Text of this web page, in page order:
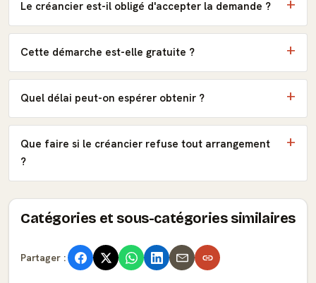
Le créancier est-il obligé d'accepter la demande ?
Cette démarche est-elle gratuite ?
Quel délai peut-on espérer obtenir ?
Que faire si le créancier refuse tout arrangement
?
Catégories et sous-catégories similaires
Partager :